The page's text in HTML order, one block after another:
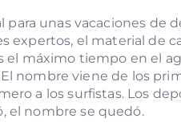
para unas vacaciones de
expertos, el material de
el máximo tiempo en el
nombre viene de los
a los surfistas. Los
el nombre se quedó.